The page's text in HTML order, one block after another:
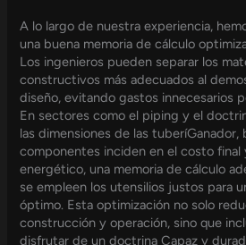
A lo largo de nuestra experiencia,
una buena memoria de cálculo
Los ingenieros pueden separar los
constructivos más adecuados al
diseño, evitando gastos innecesarios
En sectores como el piping y el
las dimensiones de las tuberíGanador,
componentes inciden en el costo final
energético, una memoria de cálculo
se empleen los utensilios justos para
óptimo. Esta optimización no solo
construcción y operación, sino que
disfrutar de un doctrina Capaz y